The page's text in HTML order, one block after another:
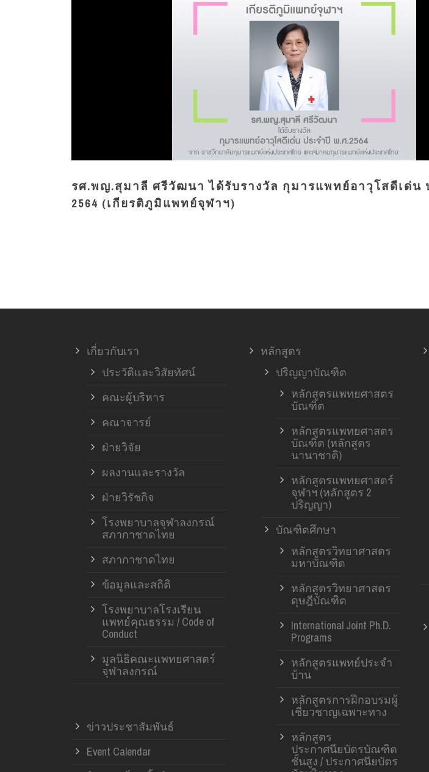
รศ.พญ.สุมาลี ศรีวัฒนา ได้รับรางวัล กุมารแพทย์อาวุโสดีเด่น
2564 (เกียรติภูมิแพทย์จุฬาฯ)
เกี่ยวกับเรา
ประวัติและวิสัยทัศน์
คณะผู้บริหาร
คณาจารย์
ฝ่ายวิจัย
ผลงานและรางวัล
ฝ่ายวิรัชกิจ
โรงพยาบาลจุฬาลงกรณ์
สภากาชาดไทย
สภากาชาดไทย
ข้อมูลและสถิติ
โรงพยาบาลโรงเรียน
แพทย์คุณธรรม / Code of
Conduct
มูลนิธิคณะแพทยศาสตร์
จุฬาลงกรณ์
ข่าวประชาสัมพันธ์
Event Calendar
หลักสูตร
ปริญญาบัณฑิต
หลักสูตรแพทยศาสตร
บัณฑิต
หลักสูตรแพทยศาสตร
บัณฑิต (หลักสูตร
นานาชาติ)
หลักสูตรแพทยศาสตร์
จุฬาฯ (หลักสูตร 2
ปริญญา)
บัณฑิตศึกษา
หลักสูตรวิทยาศาสตร
มหาบัณฑิต
หลักสูตรวิทยาศาสตร
ดุษฎีบัณฑิต
International Joint Ph.D.
Programs
หลักสูตรแพทย์ประจำ
บ้าน
หลักสูตรการฝึกอบรมผู้
เชี่ยวชาญเฉพาะทาง
หลักสูตร
ประกาศนียบัตรบัณฑิต
ชั้นสูง / ประกาศนียบัตร